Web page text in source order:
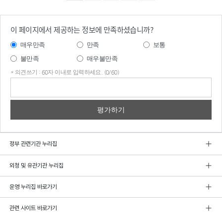
이 페이지에서 제공하는 정보에 만족하셨습니까?
매우만족 만족
보통
불만족
매우불만족
* 의견쓰기 : 60자 이내로 입력하세요. (0/60)
정부 관련기관 누리집
외청 및 유관기관 누리집
운영 누리집 바로가기
관련 사이트 바로가기